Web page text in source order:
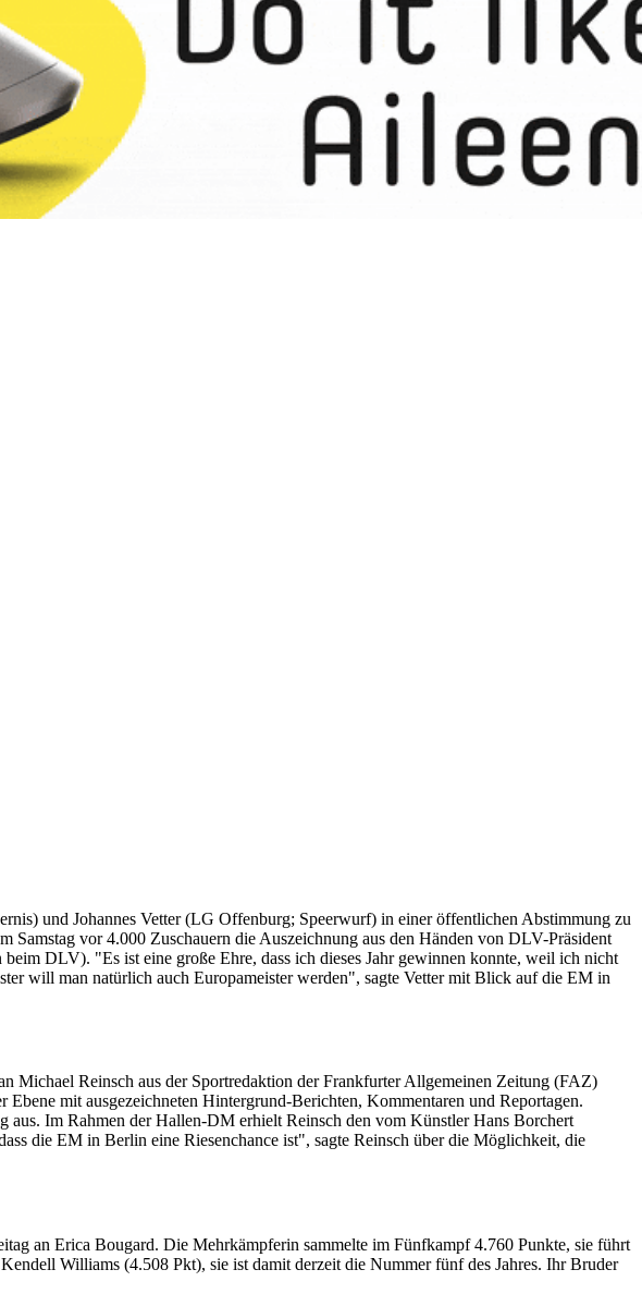
und Johannes Vetter (LG Offenburg; Speerwurf) in einer öffentlichen Abstimmung zu
vor 4.000 Zuschauern die Auszeichnung aus den Händen von DLV-Präsident
DLV). "Es ist eine große Ehre, dass ich dieses Jahr gewinnen konnte, weil ich nicht
will man natürlich auch Europameister werden", sagte Vetter mit Blick auf die EM in
Michael Reinsch aus der Sportredaktion der Frankfurter Allgemeinen Zeitung (FAZ)
mit ausgezeichneten Hintergrund-Berichten, Kommentaren und Reportagen.
Im Rahmen der Hallen-DM erhielt Reinsch den vom Künstler Hans Borchert
die EM in Berlin eine Riesenchance ist", sagte Reinsch über die Möglichkeit, die
an Erica Bougard. Die Mehrkämpferin sammelte im Fünfkampf 4.760 Punkte, sie führt
Williams (4.508 Pkt), sie ist damit derzeit die Nummer fünf des Jahres. Ihr Bruder